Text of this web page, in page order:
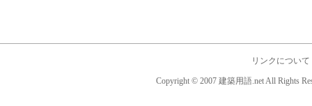
リンクについて
Copyright © 2007 建築用語.net All Rights